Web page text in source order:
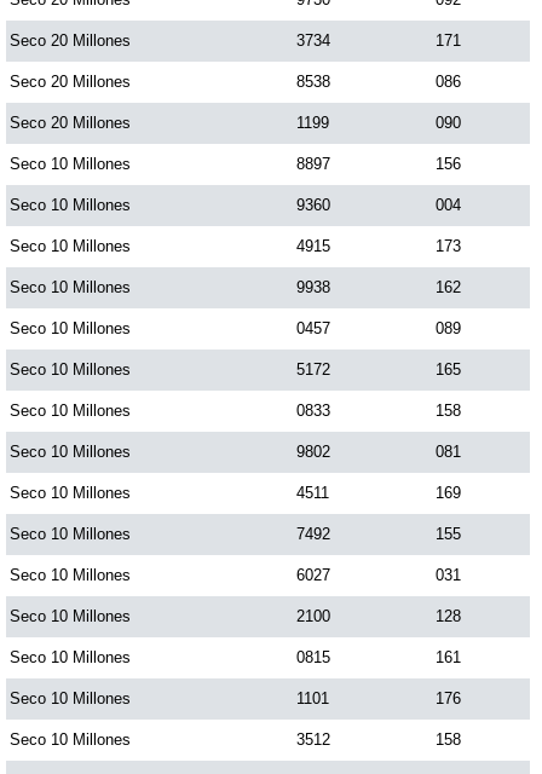
Fantástica Noche
Motilon Tarde
Motilon Noche
Paisita Día
Paisita Noche
Paisita 3
Pick 3 Día
Pick 3 Noche
Pick 4 Día
Pick 4 Noche
Pijao de Oro
Seco 20 Millones 3734 171
Seco 20 Millones 8538 086
Seco 20 Millones 1199 090
Seco 10 Millones 8897 156
Seco 10 Millones 9360 004
Seco 10 Millones 4915 173
Seco 10 Millones 9938 162
Seco 10 Millones 0457 089
Seco 10 Millones 5172 165
Seco 10 Millones 0833 158
Seco 10 Millones 9802 081
Seco 10 Millones 4511 169
Seco 10 Millones 7492 155
Seco 10 Millones 6027 031
Seco 10 Millones 2100 128
Seco 10 Millones 0815 161
Seco 10 Millones 1101 176
Seco 10 Millones 3512 158